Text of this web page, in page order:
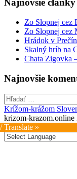
Najnovšie články
Zo Slopnej cez
Zo Slopnej cez
Hrádok v
Skalný hríb na
Chata Zigovka
Najnovšie
Hľadať:
Krížom-krážom
krizom-krazom.online
Translate »